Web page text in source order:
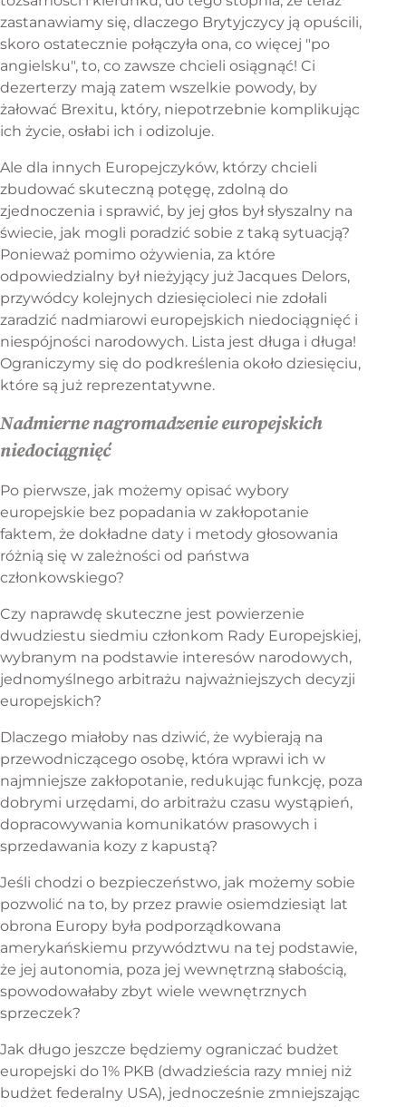
zastanawiamy się, dlaczego Brytyjczycy ją opuścili,
skoro ostatecznie połączyła ona, co więcej "po
angielsku", to, co zawsze chcieli osiągnąć! Ci
dezerterzy mają zatem wszelkie powody, by
żałować Brexitu, który, niepotrzebnie komplikując
ich życie, osłabi ich i odizoluje.
Ale dla innych Europejczyków, którzy chcieli
zbudować skuteczną potęgę, zdolną do
zjednoczenia i sprawić, by jej głos był słyszalny na
świecie, jak mogli poradzić sobie z taką sytuacją?
Ponieważ pomimo ożywienia, za które
odpowiedzialny był nieżyjący już Jacques Delors,
przywódcy kolejnych dziesięcioleci nie zdołali
zaradzić nadmiarowi europejskich niedociągnięć i
niespójności narodowych. Lista jest długa i długa!
Ograniczymy się do podkreślenia około dziesięciu,
które są już reprezentatywne.
Nadmierne nagromadzenie europejskich
niedociągnięć
Po pierwsze, jak możemy opisać wybory
europejskie bez popadania w zakłopotanie
faktem, że dokładne daty i metody głosowania
różnią się w zależności od państwa
członkowskiego?
Czy naprawdę skuteczne jest powierzenie
dwudziestu siedmiu członkom Rady Europejskiej,
wybranym na podstawie interesów narodowych,
jednomyślnego arbitrażu najważniejszych decyzji
europejskich?
Dlaczego miałoby nas dziwić, że wybierają na
przewodniczącego osobę, która wprawi ich w
najmniejsze zakłopotanie, redukując funkcję, poza
dobrymi urzędami, do arbitrażu czasu wystąpień,
dopracowywania komunikatów prasowych i
sprzedawania kozy z kapustą?
Jeśli chodzi o bezpieczeństwo, jak możemy sobie
pozwolić na to, by przez prawie osiemdziesiąt lat
obrona Europy była podporządkowana
amerykańskiemu przywództwu na tej podstawie,
że jej autonomia, poza jej wewnętrzną słabością,
spowodowałaby zbyt wiele wewnętrznych
sprzeczek?
Jak długo jeszcze będziemy ograniczać budżet
europejski do 1% PKB (dwadzieścia razy mniej niż
budżet federalny USA), jednocześnie zmniejszając